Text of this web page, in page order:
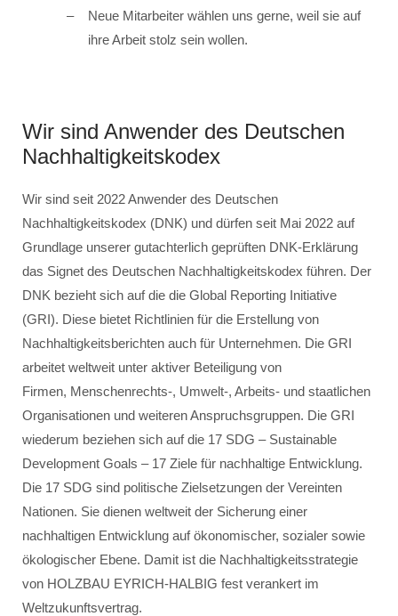
Neue Mitarbeiter wählen uns gerne, weil sie auf
ihre Arbeit stolz sein wollen.
Wir sind Anwender des Deutschen
Nachhaltigkeitskodex
Wir sind seit 2022 Anwender des Deutschen
Nachhaltigkeitskodex (DNK) und dürfen seit Mai 2022 auf
Grundlage unserer gutachterlich geprüften DNK-Erklärung
das Signet des Deutschen Nachhaltigkeitskodex führen. Der
DNK bezieht sich auf die die Global Reporting Initiative
(GRI). Diese bietet Richtlinien für die Erstellung von
Nachhaltigkeitsberichten auch für Unternehmen. Die GRI
arbeitet weltweit unter aktiver Beteiligung von
Firmen, Menschenrechts-, Umwelt-, Arbeits- und staatlichen
Organisationen und weiteren Anspruchsgruppen. Die GRI
wiederum beziehen sich auf die 17 SDG – Sustainable
Development Goals – 17 Ziele für nachhaltige Entwicklung.
Die 17 SDG sind politische Zielsetzungen der Vereinten
Nationen. Sie dienen weltweit der Sicherung einer
nachhaltigen Entwicklung auf ökonomischer, sozialer sowie
ökologischer Ebene. Damit ist die Nachhaltigkeitsstrategie
von HOLZBAU EYRICH-HALBIG fest verankert im
Weltzukunftsvertrag.